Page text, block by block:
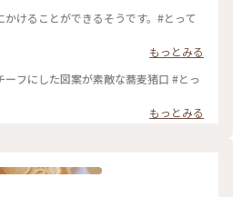
かけることができるそうです。#とって
もっとみる
にした図案が素敵な蕎麦猪口 #とっ
もっとみる